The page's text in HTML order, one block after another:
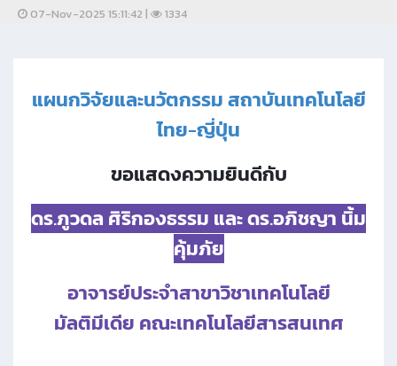
07-Nov-2025 15:11:42 | 1334
แผนกวิจัยและนวัตกรรม สถาบันเทคโนโลยี
ไทย-ญี่ปุ่น
ขอแสดงความยินดีกับ
ดร.ภูวดล ศิริกองธรรม และ ดร.อภิชญา นิ้ม
คุ้มภัย
อาจารย์ประจำสาขาวิชาเทคโนโลยี
มัลติมีเดีย คณะเทคโนโลยีสารสนเทศ